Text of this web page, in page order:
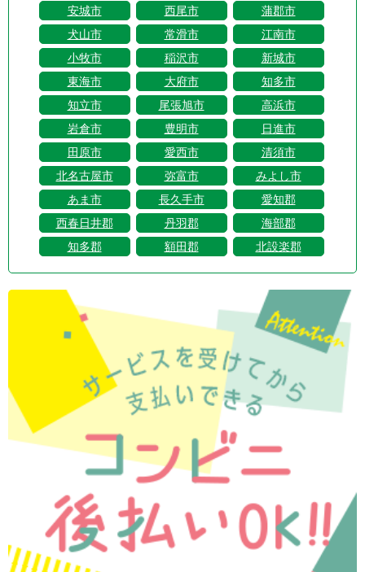
安城市
西尾市
蒲郡市
犬山市
常滑市
江南市
小牧市
稲沢市
新城市
東海市
大府市
知多市
知立市
尾張旭市
高浜市
岩倉市
豊明市
日進市
田原市
愛西市
清須市
北名古屋市
弥富市
みよし市
あま市
長久手市
愛知郡
西春日井郡
丹羽郡
海部郡
知多郡
額田郡 北設楽郡